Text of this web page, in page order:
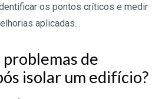
os pontos críticos e medir
aplicadas.
de
isolar um edifício?